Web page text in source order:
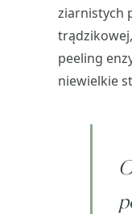
ziarnistych
peeling
niewielkie